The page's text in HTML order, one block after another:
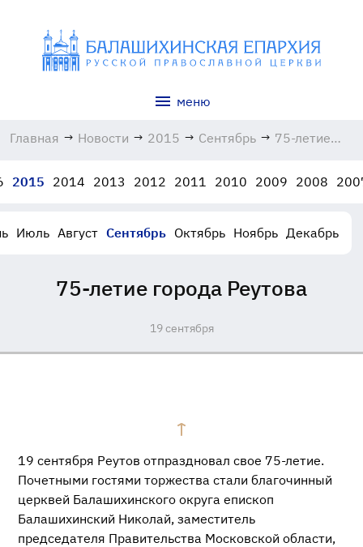
меню
Главная → Новости → 2015 → Сентябрь → 75-летие
19.09.2015
2015 2014 2013 2012 2011 2010 2009 2008
Июль Август Сентябрь Октябрь Ноябрь Декабрь
75-летие города Реутова
19 сентября
19 сентября Реутов отпраздновал свое 75-летие.
Почетными гостями торжества стали благочинный
церквей Балашихинского округа епископ
Балашихинский Николай, заместитель
председателя Правительства Московской области,